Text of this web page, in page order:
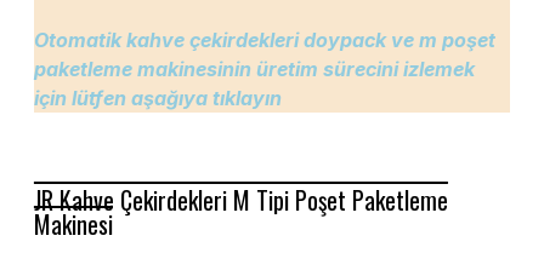
Otomatik kahve çekirdekleri doypack ve m poşet
paketleme makinesinin üretim sürecini izlemek
için lütfen aşağıya tıklayın
JR Kahve Çekirdekleri M Tipi Poşet Paketleme
Makinesi